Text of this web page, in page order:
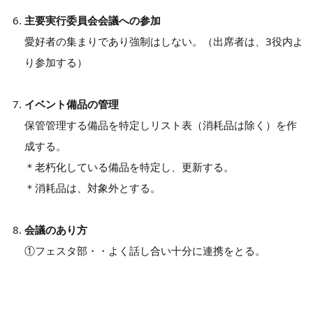
主要実行委員会会議への参加
愛好者の集まりであり強制はしない。（出席者は、3役内よ
り参加する）
イベント備品の管理
保管管理する備品を特定しリスト表（消耗品は除く）を作
成する。
＊老朽化している備品を特定し、更新する。
＊消耗品は、対象外とする。
会議のあり方
①フェスタ部・・よく話し合い十分に連携をとる。